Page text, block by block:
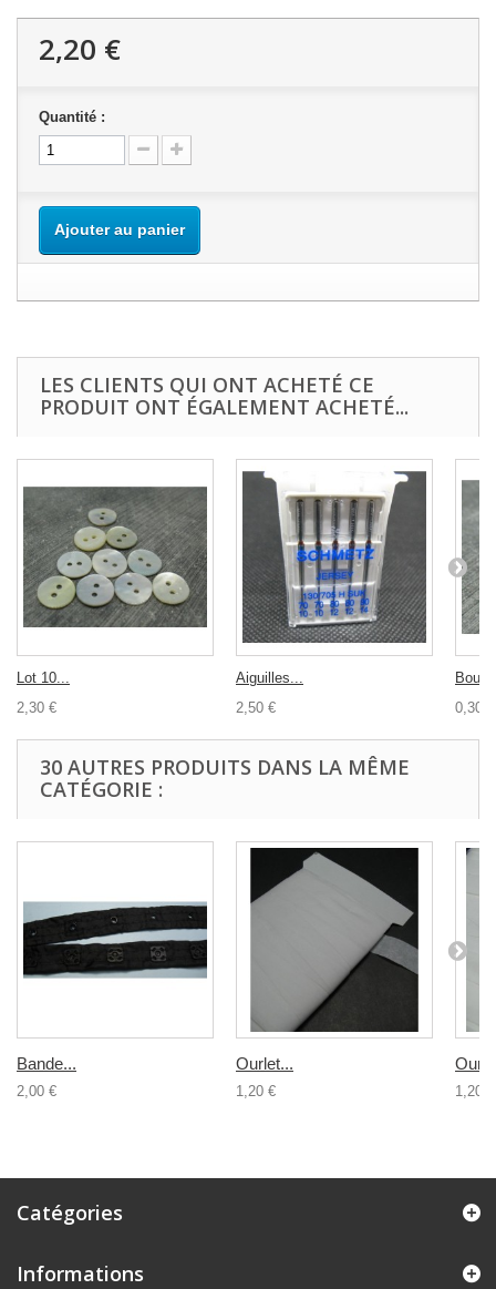
2,20 €
Quantité :
Ajouter au panier
LES CLIENTS QUI ONT ACHETÉ CE
PRODUIT ONT ÉGALEMENT ACHETÉ...
Lot 10...
2,30 €
Aiguilles...
2,50 €
0,30 €
30 AUTRES PRODUITS DANS LA MÊME
CATÉGORIE :
Bande...
2,00 €
Ourlet...
1,20 € 1,20 €
Catégories
Informations